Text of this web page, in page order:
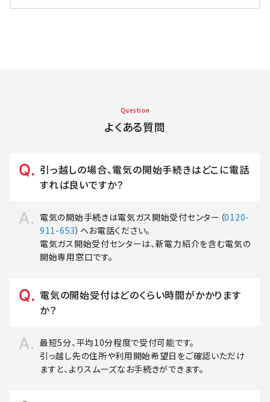
Question
よくある質問
引っ越しの場合、電気の開始手続きはどこに電話
すれば良いですか？
電気の開始手続きは電気ガス開始受付センター（0120-
911-653）へお電話ください。
電気ガス開始受付センターは、新電力紹介を含む電気の
開始専用窓口です。
電気の開始受付はどのくらい時間がかかります
か？
最短5分、平均10分程度で受付可能です。
引っ越し先の住所や利用開始希望日をご確認いただけ
ますと、よりスムーズなお手続きができます。